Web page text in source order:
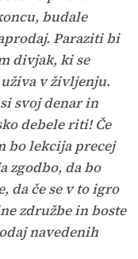
budale
Paraziti bi
divjak, ki se
v življenju.
svoj denar in
debele riti! Če
bo lekcija precej
zgodbo, da bo
da če se v to igro
združbe in boste
navedenih